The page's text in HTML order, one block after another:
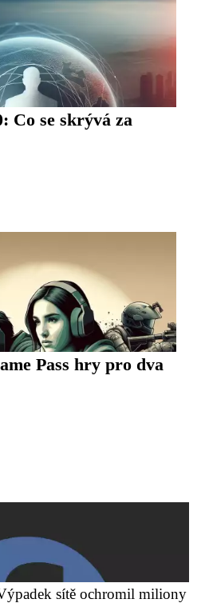
Co se skrývá za
Pass hry pro dva
sítě ochromil miliony